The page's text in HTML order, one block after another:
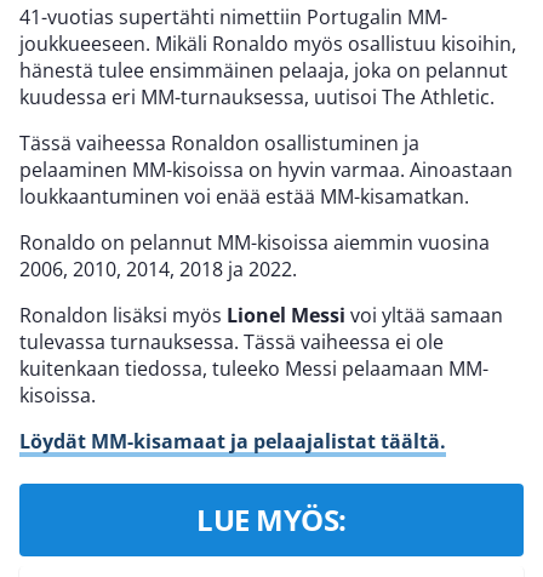
41-vuotias supertähti nimettiin Portugalin MM-
joukkueeseen. Mikäli Ronaldo myös osallistuu kisoihin,
hänestä tulee ensimmäinen pelaaja, joka on pelannut
kuudessa eri MM-turnauksessa, uutisoi The Athletic.
Tässä vaiheessa Ronaldon osallistuminen ja
pelaaminen MM-kisoissa on hyvin varmaa. Ainoastaan
loukkaantuminen voi enää estää MM-kisamatkan.
Ronaldo on pelannut MM-kisoissa aiemmin vuosina
2006, 2010, 2014, 2018 ja 2022.
Ronaldon lisäksi myös Lionel Messi voi yltää samaan
tulevassa turnauksessa. Tässä vaiheessa ei ole
kuitenkaan tiedossa, tuleeko Messi pelaamaan MM-
kisoissa.
Löydät MM-kisamaat ja pelaajalistat täältä.
LUE MYÖS: